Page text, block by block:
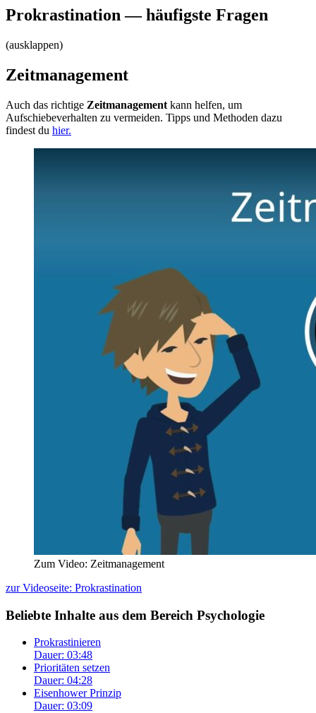
Prokrastination — häufigste Fragen
(ausklappen)
Zeitmanagement
Auch das richtige Zeitmanagement kann helfen, um
Aufschiebeverhalten zu vermeiden. Tipps und Methoden dazu
findest du hier.
Zum Video: Zeitmanagement
zur Videoseite: Prokrastination
Beliebte Inhalte aus dem Bereich Psychologie
Prokrastinieren
Dauer: 03:48
Prioritäten setzen
Dauer: 04:28
Eisenhower Prinzip
Dauer: 03:09